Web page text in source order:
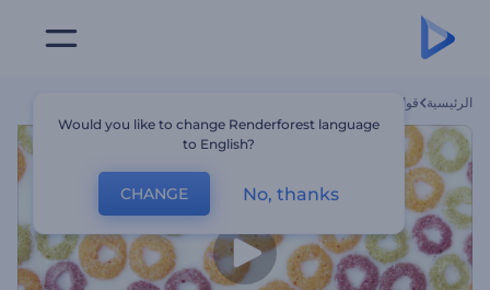
الرئيسية قوالب
Would you like to change Renderforest language
to English?
CHANGE No, thanks